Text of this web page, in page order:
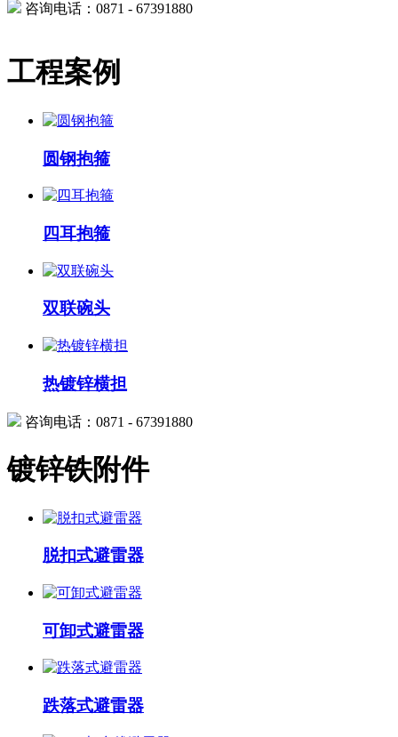
咨询电话：0871 - 67391880
工程案例
圆钢抱箍
四耳抱箍
双联碗头
热镀锌横担
咨询电话：0871 - 67391880
镀锌铁附件
脱扣式避雷器
可卸式避雷器
跌落式避雷器